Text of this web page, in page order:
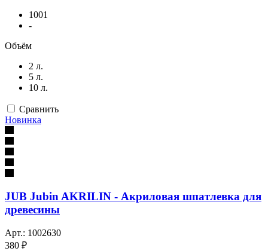
1001
-
Объём
2 л.
5 л.
10 л.
Сравнить
Новинка
JUB Jubin AKRILIN - Акриловая шпатлевка для
древесины
Арт.: 1002630
380 ₽